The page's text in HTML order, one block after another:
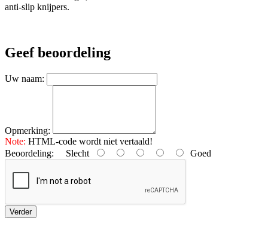
anti-slip knijpers.
Geef beoordeling
Uw naam:
Opmerking:
Note: HTML-code wordt niet vertaald!
Beoordeling: Slecht Goed
Verder